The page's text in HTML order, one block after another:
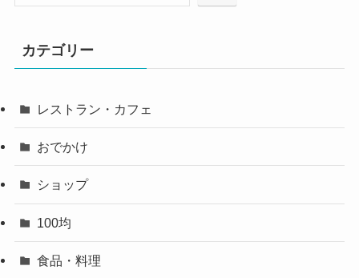
カテゴリー
レストラン・カフェ
おでかけ
ショップ
100均
食品・料理